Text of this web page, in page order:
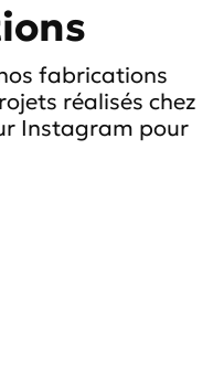
fabrications
réalisés chez
Instagram pour